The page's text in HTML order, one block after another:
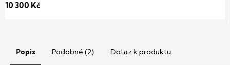
10 300 Kč
Popis Podobné (2) Dotaz k produktu